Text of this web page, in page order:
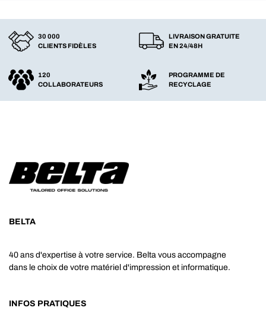
30 000
CLIENTS FIDÈLES
LIVRAISON GRATUITE
EN 24/48H
120
COLLABORATEURS
PROGRAMME DE
RECYCLAGE
BELTA
40 ans d'expertise à votre service. Belta vous accompagne
dans le choix de votre matériel d'impression et informatique.
INFOS PRATIQUES